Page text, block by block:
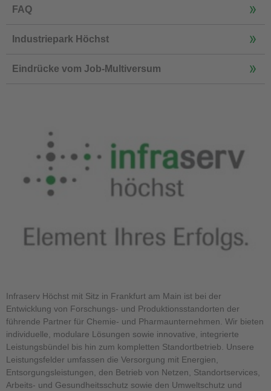
FAQ
Industriepark Höchst
Eindrücke vom Job-Multiversum
Infraserv Höchst mit Sitz in Frankfurt am Main ist bei der
Entwicklung von Forschungs- und Produktionsstandorten der
führende Partner für Chemie- und Pharmaunternehmen. Wir bieten
individuelle, modulare Lösungen sowie innovative, integrierte
Leistungsbündel bis hin zum kompletten Standortbetrieb. Unsere
Leistungsfelder umfassen die Versorgung mit Energien,
Entsorgungsleistungen, den Betrieb von Netzen, Standortservices,
Arbeits- und Gesundheitsschutz sowie den Umweltschutz und